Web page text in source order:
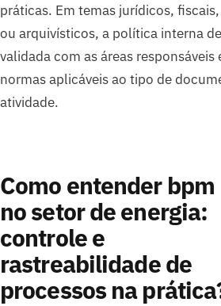
práticas. Em temas jurídicos,
ou arquivísticos, a política interna
validada com as áreas responsáveis
normas aplicáveis ao tipo de
atividade.
Como entender bpm
no setor de energia:
controle e
rastreabilidade de
processos na